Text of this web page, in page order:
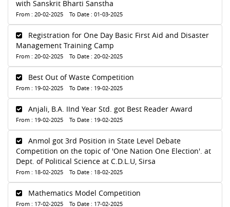
with Sanskrit Bharti Sanstha
From : 20-02-2025 To Date : 01-03-2025
Registration for One Day Basic First Aid and Disaster
Management Training Camp
From : 20-02-2025 To Date : 20-02-2025
Best Out of Waste Competition
From : 19-02-2025 To Date : 19-02-2025
Anjali, B.A. IInd Year Std. got Best Reader Award
From : 19-02-2025 To Date : 19-02-2025
Anmol got 3rd Position in State Level Debate
Competition on the topic of 'One Nation One Election'. at
Dept. of Political Science at C.D.L.U, Sirsa
From : 18-02-2025 To Date : 18-02-2025
Mathematics Model Competition
From : 17-02-2025 To Date : 17-02-2025